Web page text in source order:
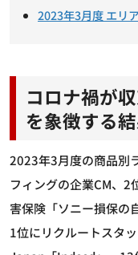
2023年3月度 エリ
コロナ禍が
を象徴する
2023年3月度の商品別
フィングの企業CM、2
害保険「ソニー損保の
1位にリクルートスタ